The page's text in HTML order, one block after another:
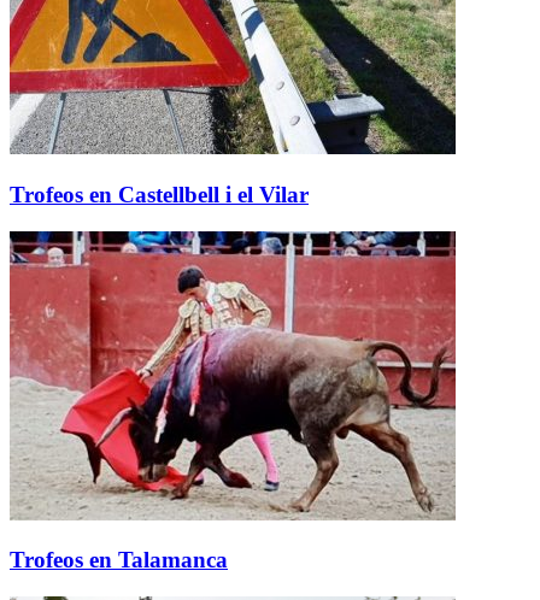
Trofeos en Castellbell i el Vilar
Trofeos en Talamanca